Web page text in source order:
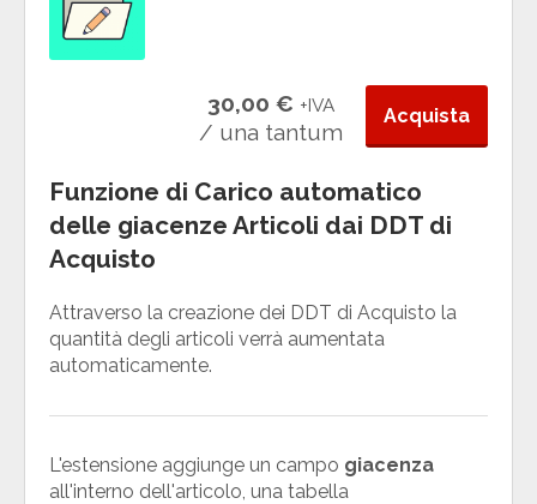
30,00 € +IVA
/ una tantum
Acquista
Funzione di Carico automatico
delle giacenze Articoli dai DDT di
Acquisto
Attraverso la creazione dei DDT di Acquisto la
quantità degli articoli verrà aumentata
automaticamente.
L'estensione aggiunge un campo giacenza
all'interno dell'articolo, una tabella